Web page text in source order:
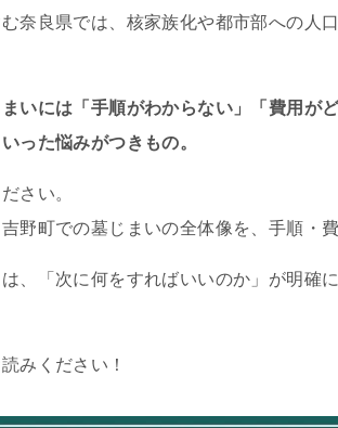
奈良県では、核家族化や都市部への人
いには「手順がわからない」「費用が
った悩みがつきもの。
さい。
野町での墓じまいの全体像を、手順・
、「次に何をすればいいのか」が明確
みください！